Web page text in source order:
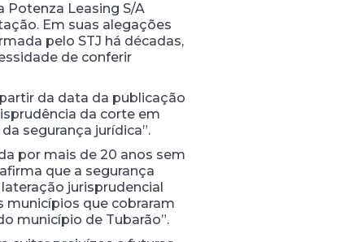
Potenza Leasing S/A
Em suas alegações
pelo STJ há décadas,
de conferir
da data da publicação
da corte em
segurança jurídica”.
por mais de 20 anos sem
que a segurança
jurisprudencial
municípios que cobraram
município de Tubarão”.